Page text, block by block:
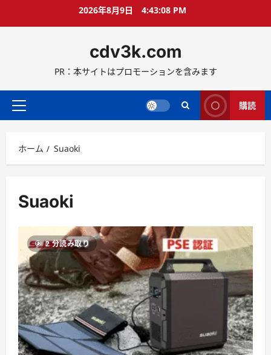
ス
ッ
2026年8月9日 4:43:08 PM
cdv3k.com
PR：本サイトはプロモーションを含みます
メ
メ
ニ
ー
購読
ホーム Suaoki
Suaoki
2 分読み取り